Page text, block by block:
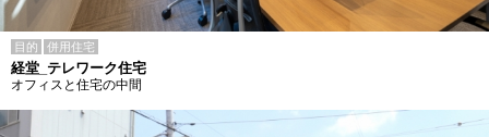
目的 併用住宅
経堂_テレワーク住宅
オフィスと住宅の中間